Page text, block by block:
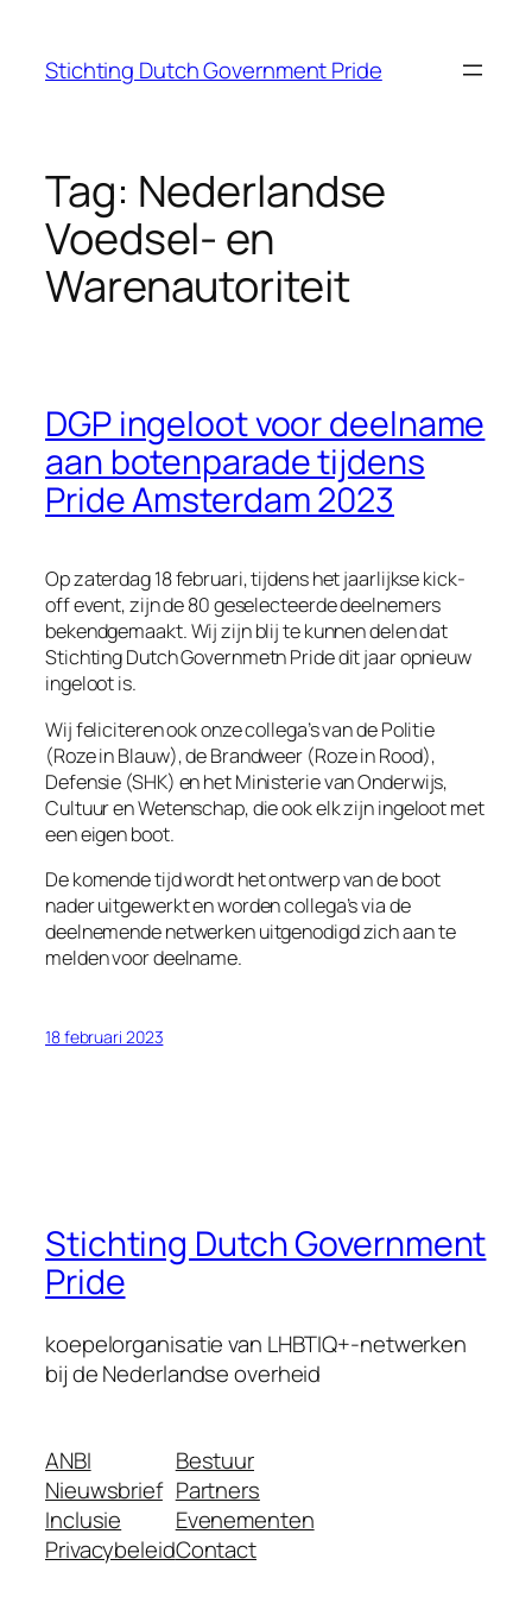
Stichting Dutch Government Pride
Tag: Nederlandse
Voedsel- en
Warenautoriteit
DGP ingeloot voor deelname
aan botenparade tijdens
Pride Amsterdam 2023
Op zaterdag 18 februari, tijdens het jaarlijkse kick-
off event, zijn de 80 geselecteerde deelnemers
bekendgemaakt. Wij zijn blij te kunnen delen dat
Stichting Dutch Governmetn Pride dit jaar opnieuw
ingeloot is.
Wij feliciteren ook onze collega’s van de Politie
(Roze in Blauw), de Brandweer (Roze in Rood),
Defensie (SHK) en het Ministerie van Onderwijs,
Cultuur en Wetenschap, die ook elk zijn ingeloot met
een eigen boot.
De komende tijd wordt het ontwerp van de boot
nader uitgewerkt en worden collega’s via de
deelnemende netwerken uitgenodigd zich aan te
melden voor deelname.
18 februari 2023
Stichting Dutch Government
Pride
koepelorganisatie van LHBTIQ+-netwerken
bij de Nederlandse overheid
ANBI
Nieuwsbrief
Inclusie
Privacybeleid
Bestuur
Partners
Evenementen
Contact